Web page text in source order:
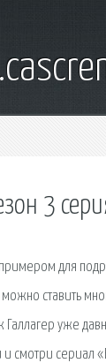
3
примером для
ставить
Галлагер уже
и смотри